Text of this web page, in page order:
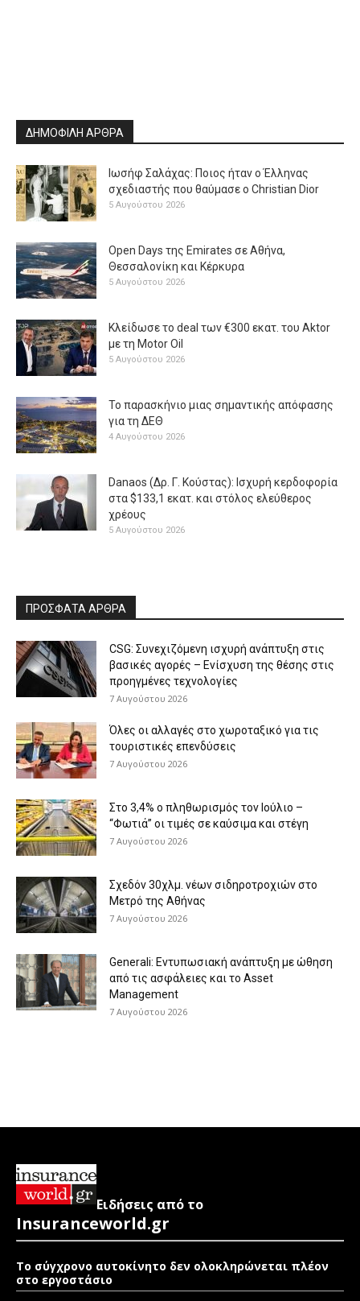
ΔΗΜΟΦΙΛΗ ΑΡΘΡΑ
Ιωσήφ Σαλάχας: Ποιος ήταν ο Έλληνας
σχεδιαστής που θαύμασε ο Christian Dior
5 Αυγούστου 2026
Open Days της Emirates σε Αθήνα,
Θεσσαλονίκη και Κέρκυρα
5 Αυγούστου 2026
Κλείδωσε το deal των €300 εκατ. του Aktor
με τη Μotor Oil
5 Αυγούστου 2026
Το παρασκήνιο μιας σημαντικής απόφασης
για τη ΔΕΘ
4 Αυγούστου 2026
Danaos (Δρ. Γ. Κούστας): Ισχυρή κερδοφορία
στα $133,1 εκατ. και στόλος ελεύθερος
χρέους
5 Αυγούστου 2026
ΠΡΟΣΦΑΤΑ ΑΡΘΡΑ
CSG: Συνεχιζόμενη ισχυρή ανάπτυξη στις
βασικές αγορές – Ενίσχυση της θέσης στις
προηγμένες τεχνολογίες
7 Αυγούστου 2026
Όλες οι αλλαγές στο χωροταξικό για τις
τουριστικές επενδύσεις
7 Αυγούστου 2026
Στο 3,4% ο πληθωρισμός τον Ιούλιο –
“Φωτιά” οι τιμές σε καύσιμα και στέγη
7 Αυγούστου 2026
Σχεδόν 30χλμ. νέων σιδηροτροχιών στο
Μετρό της Αθήνας
7 Αυγούστου 2026
Generali: Eντυπωσιακή ανάπτυξη με ώθηση
από τις ασφάλειες και το Asset
Management
7 Αυγούστου 2026
Ειδήσεις από το
Insuranceworld.gr
Το σύγχρονο αυτοκίνητο δεν ολοκληρώνεται πλέον
στο εργοστάσιο